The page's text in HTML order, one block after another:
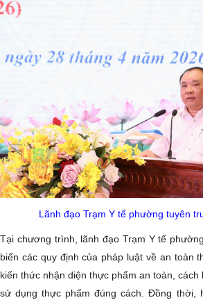
Lãnh đạo Trạm Y tế phường tuyên
Tại chương trình, lãnh đạo Trạm Y tế
biến các quy định của pháp luật về an toàn
kiến thức nhận diện thực phẩm an toàn,
sử dụng thực phẩm đúng cách. Đồng thời,